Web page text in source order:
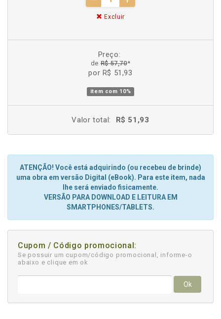
Excluir
Preço:
deR$ 57,70*
por R$ 51,93
item com 10%
Valor total: R$ 51,93
ATENÇÃO! Você está adquirindo (ou recebeu de brinde)
uma obra em versão Digital (eBook). Para este item, nada
lhe será enviado fisicamente.
VERSÃO PARA DOWNLOAD E LEITURA EM
SMARTPHONES/TABLETS.
Cupom / Código promocional:
Se possuir um cupom/código promocional, informe-o
abaixo e clique em ok
Ok